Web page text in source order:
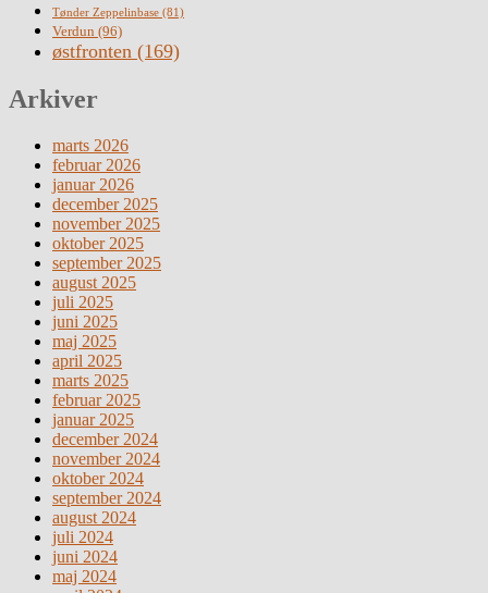
Tønder Zeppelinbase (81)
Verdun (96)
østfronten (169)
Arkiver
marts 2026
februar 2026
januar 2026
december 2025
november 2025
oktober 2025
september 2025
august 2025
juli 2025
juni 2025
maj 2025
april 2025
marts 2025
februar 2025
januar 2025
december 2024
november 2024
oktober 2024
september 2024
august 2024
juli 2024
juni 2024
maj 2024